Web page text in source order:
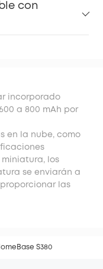
con
incorporado
a 800 mAh por
en la nube, como
los
se enviarán a
las
S380